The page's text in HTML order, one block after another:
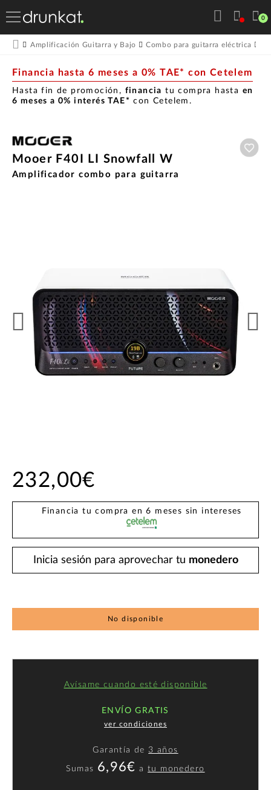
0
Amplificación Guitarra y Bajo Combo para guitarra eléctrica
Financia hasta 6 meses a 0% TAE* con Cetelem
Hasta fin de promoción, financia tu compra hasta en
6 meses a 0% interés TAE* con Cetelem.
Mooer F40I LI Snowfall W
Amplificador combo para guitarra
232,00€
Financia tu compra en 6 meses sin intereses
Inicia sesión para aprovechar tu monedero
No disponible
Avísame cuando esté disponible
ENVÍO GRATIS
ver condiciones
Garantía de 3 años
Sumas 6,96€ atu monedero